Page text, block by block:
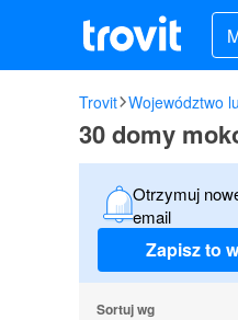
Trovit Województwo
30 domy
Otrzymuj
email
Zapisz to
Sortuj wg